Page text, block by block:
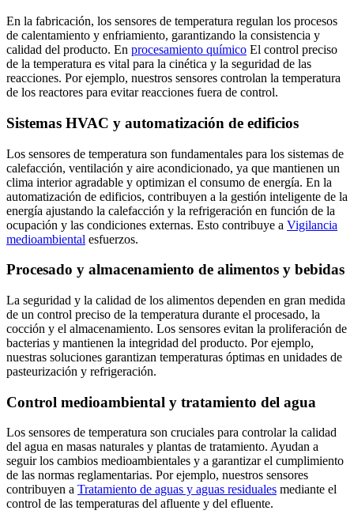
En la fabricación, los sensores de temperatura regulan los procesos
de calentamiento y enfriamiento, garantizando la consistencia y
calidad del producto. En procesamiento químico El control preciso
de la temperatura es vital para la cinética y la seguridad de las
reacciones. Por ejemplo, nuestros sensores controlan la temperatura
de los reactores para evitar reacciones fuera de control.
Sistemas HVAC y automatización de edificios
Los sensores de temperatura son fundamentales para los sistemas de
calefacción, ventilación y aire acondicionado, ya que mantienen un
clima interior agradable y optimizan el consumo de energía. En la
automatización de edificios, contribuyen a la gestión inteligente de la
energía ajustando la calefacción y la refrigeración en función de la
ocupación y las condiciones externas. Esto contribuye a Vigilancia
medioambiental esfuerzos.
Procesado y almacenamiento de alimentos y bebidas
La seguridad y la calidad de los alimentos dependen en gran medida
de un control preciso de la temperatura durante el procesado, la
cocción y el almacenamiento. Los sensores evitan la proliferación de
bacterias y mantienen la integridad del producto. Por ejemplo,
nuestras soluciones garantizan temperaturas óptimas en unidades de
pasteurización y refrigeración.
Control medioambiental y tratamiento del agua
Los sensores de temperatura son cruciales para controlar la calidad
del agua en masas naturales y plantas de tratamiento. Ayudan a
seguir los cambios medioambientales y a garantizar el cumplimiento
de las normas reglamentarias. Por ejemplo, nuestros sensores
contribuyen a Tratamiento de aguas y aguas residuales mediante el
control de las temperaturas del afluente y del efluente.